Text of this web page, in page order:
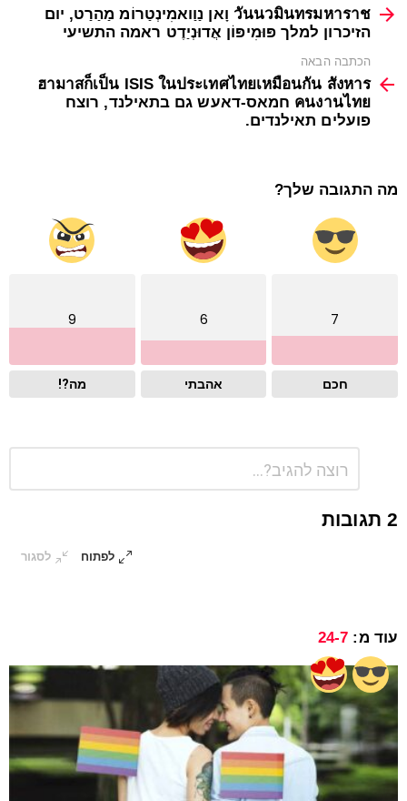
more
วันนวมินทรมหาราช וָאן נַוַואמִינְטַרוֹמ מַהַרַט, יום
הזיכרון למלך פּוּמִיפּוֹן אֲדוּנְיַדֶט ראמה התשיעי
הכתבה הבאה
ฮามาสก็เป็น ISIS ในประเทศไทยเหมือนกัน สังหาร
คนงานไทย חמאס-דאעש גם בתאילנד, רוצח
פועלים תאילנדים.
מה התגובה שלך?
7
חכם
6
אהבתי
9
מה?!
התגובה
שלך
2 תגובות
לפתוח לסגור
עוד מ: 24-7